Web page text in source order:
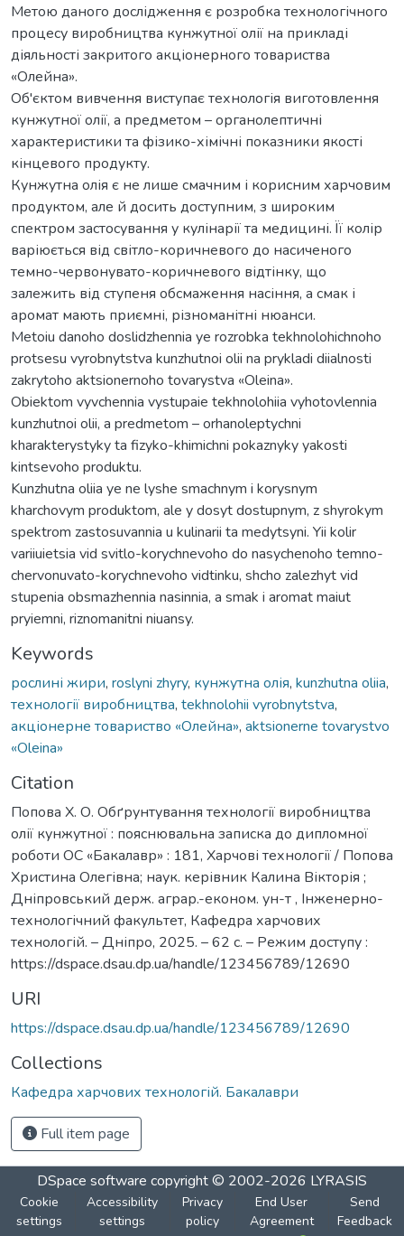
Метою даного дослідження є розробка технологічного
процесу виробництва кунжутної олії на прикладі
діяльності закритого акціонерного товариства
«Олейна».
Об'єктом вивчення виступає технологія виготовлення
кунжутної олії, а предметом – органолептичні
характеристики та фізико-хімічні показники якості
кінцевого продукту.
Кунжутна олія є не лише смачним і корисним харчовим
продуктом, але й досить доступним, з широким
спектром застосування у кулінарії та медицині. Її колір
варіюється від світло-коричневого до насиченого
темно-червонувато-коричневого відтінку, що
залежить від ступеня обсмаження насіння, а смак і
аромат мають приємні, різноманітні нюанси.
Metoiu danoho doslidzhennia ye rozrobka tekhnolohichnoho
protsesu vyrobnytstva kunzhutnoi olii na prykladi diialnosti
zakrytoho aktsionernoho tovarystva «Oleina».
Obiektom vyvchennia vystupaie tekhnolohiia vyhotovlennia
kunzhutnoi olii, a predmetom – orhanoleptychni
kharakterystyky ta fizyko-khimichni pokaznyky yakosti
kintsevoho produktu.
Kunzhutna oliia ye ne lyshe smachnym i korysnym
kharchovym produktom, ale y dosyt dostupnym, z shyrokym
spektrom zastosuvannia u kulinarii ta medytsyni. Yii kolir
variiuietsia vid svitlo-korychnevoho do nasychenoho temno-
chervonuvato-korychnevoho vidtinku, shcho zalezhyt vid
stupenia obsmazhennia nasinnia, a smak i aromat maiut
pryiemni, riznomanitni niuansy.
Keywords
рослині жири, roslyni zhyry, кунжутна олія, kunzhutna oliia,
технології виробництва, tekhnolohii vyrobnytstva,
акціонерне товариство «Олейна», aktsionerne tovarystvo
«Oleina»
Citation
Попова Х. О. Обґрунтування технології виробництва
олії кунжутної : пояснювальна записка до дипломної
роботи ОС «Бакалавр» : 181, Харчові технології / Попова
Христина Олегівна; наук. керівник Калина Вікторія ;
Дніпровський держ. аграр.-економ. ун-т , Інженерно-
технологічний факультет, Кафедра харчових
технологій. – Дніпро, 2025. – 62 с. – Режим доступу :
https://dspace.dsau.dp.ua/handle/123456789/12690
URI
https://dspace.dsau.dp.ua/handle/123456789/12690
Collections
Кафедра харчових технологій. Бакалаври
Full item page
DSpace software copyright © 2002-2026 LYRASIS
Cookie
settings
Accessibility
settings
Privacy
policy
End User
Agreement
Send
Feedback